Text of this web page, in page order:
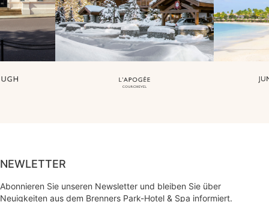
NEWLETTER
Abonnieren Sie unseren Newsletter und bleiben Sie über
Neuigkeiten aus dem Brenners Park-Hotel & Spa informiert.